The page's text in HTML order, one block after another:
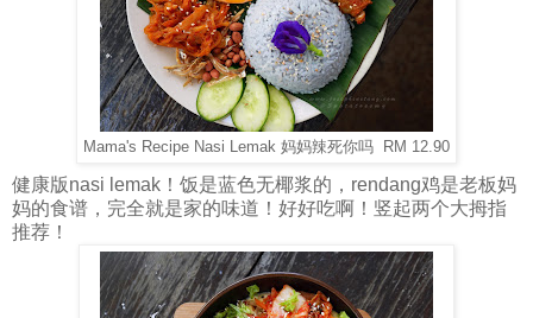
Mama's Recipe Nasi Lemak 妈妈辣死你吗 RM 12.90
健康版nasi lemak！饭是蓝色无椰浆的，rendang鸡是老板妈
妈的食谱，完全就是家的味道！好好吃啊！竖起两个大拇指
推荐！